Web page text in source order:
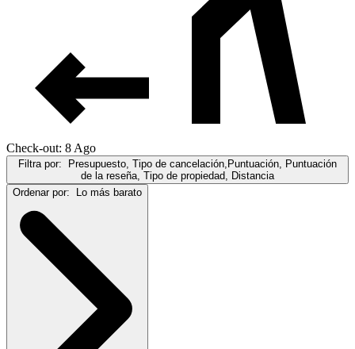
Check-out: 8 Ago
Filtra por:
Presupuesto, Tipo de cancelación,Puntuación, Puntuación
de la reseña, Tipo de propiedad, Distancia
Ordenar por:
Lo más barato